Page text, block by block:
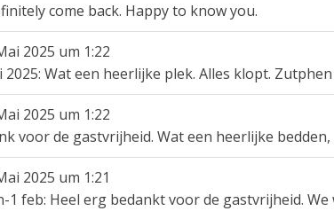
come back. Happy to know you.
2025 um 1:22
Wat een heerlijke plek. Alles klopt.
2025 um 1:22
voor de gastvrijheid. Wat een heerlijke
2025 um 1:21
1 feb: Heel erg bedankt voor de gastvrijheid.